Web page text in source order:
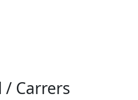
/ Carrers